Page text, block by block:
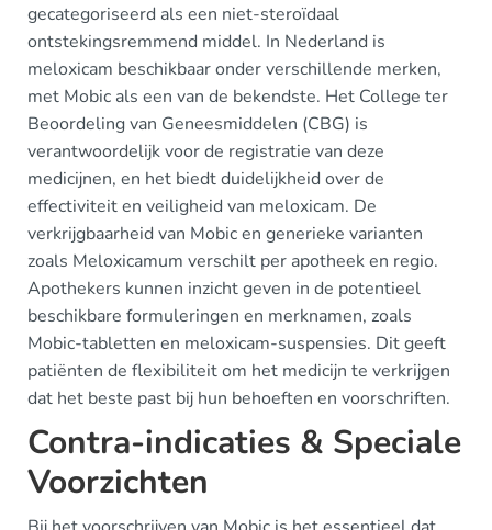
gecategoriseerd als een niet-steroïdaal
ontstekingsremmend middel. In Nederland is
meloxicam beschikbaar onder verschillende merken,
met Mobic als een van de bekendste. Het College ter
Beoordeling van Geneesmiddelen (CBG) is
verantwoordelijk voor de registratie van deze
medicijnen, en het biedt duidelijkheid over de
effectiviteit en veiligheid van meloxicam. De
verkrijgbaarheid van Mobic en generieke varianten
zoals Meloxicamum verschilt per apotheek en regio.
Apothekers kunnen inzicht geven in de potentieel
beschikbare formuleringen en merknamen, zoals
Mobic-tabletten en meloxicam-suspensies. Dit geeft
patiënten de flexibiliteit om het medicijn te verkrijgen
dat het beste past bij hun behoeften en voorschriften.
Contra-indicaties & Speciale
Voorzichten